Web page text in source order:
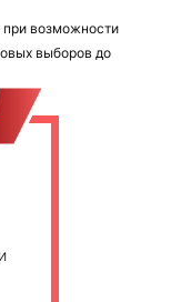
возможности
выборов до